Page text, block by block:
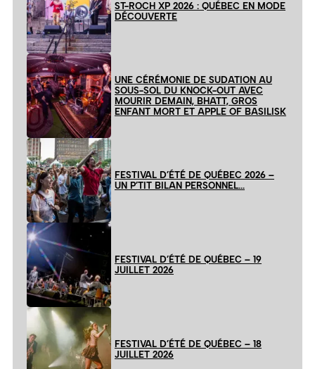
ST-ROCH XP 2026 : QUÉBEC EN MODE
DÉCOUVERTE
UNE CÉRÉMONIE DE SUDATION AU
SOUS-SOL DU KNOCK-OUT AVEC
MOURIR DEMAIN, BHATT, GROS
ENFANT MORT ET APPLE OF BASILISK
FESTIVAL D’ÉTÉ DE QUÉBEC 2026 –
UN P’TIT BILAN PERSONNEL…
FESTIVAL D’ÉTÉ DE QUÉBEC – 19
JUILLET 2026
FESTIVAL D’ÉTÉ DE QUÉBEC – 18
JUILLET 2026